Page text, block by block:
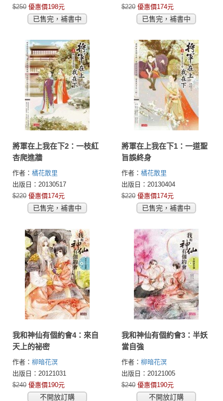
$250 優惠價198元
已售完，補書中
$220 優惠價174元
已售完，補書中
將軍在上我在下2：一枝紅
杏爬進牆
作者： 橘花散里
出版日：20130517
$220 優惠價174元
已售完，補書中
將軍在上我在下1：一道聖
旨誤終身
作者： 橘花散里
出版日：20130404
$220 優惠價174元
已售完，補書中
我和神仙有個約會4：來自
天上的祕密
作者： 柳暗花溟
出版日：20121031
$240 優惠價190元
不開放訂購
我和神仙有個約會3：半妖
當自強
作者： 柳暗花溟
出版日：20121005
$240 優惠價190元
不開放訂購